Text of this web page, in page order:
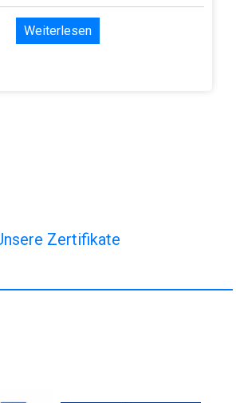
Weiterlesen
Zertifikate